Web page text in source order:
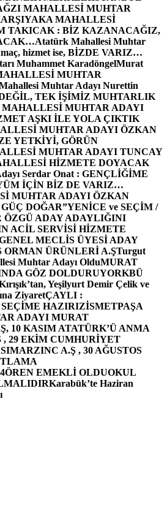
MAHALLESİ MUHTAR
MAHALLESİ
TAKICAK : BİZ KAZANACAĞIZ,
Atatürk Mahallesi Muhtar
hizmet ise, BİZDE VARIZ…
Muhammet KaradöngelMurat
MUHTAR
Muhtar Adayı Nurettin
TEK İŞİMİZ MUHTARLIK
MAHALLESİ MUHTAR ADAYI
AŞKI İLE YOLA ÇIKTIK
MUHTAR ADAYI ÖZKAN
YETKİYİ, GÖRÜN
MUHTAR ADAYI TUNCAY
HİZMETE DOYACAK
Serdar Onat : GENÇLİĞİME
İÇİN BİZ DE VARIZ…
MUHTAR ADAYI ÖZKAN
DOĞAR”YENİCE ve SEÇİM /
ÖZGÜ ADAY ADAYLIĞINI
ACİL SERVİSİ HİZMETE
MECLİS ÜYESİ ADAY
ORMAN ÜRÜNLERİ A.ŞTurgut
Muhtar Adayı OlduMURAT
GÖZ DOLDURUYORKBÜ
Yeşilyurt Demir Çelik ve
ZiyaretÇAYLI :
HAZIRIZİSMETPAŞA
ADAYI MURAT
10 KASIM ATATÜRK’Ü ANMA
, 29 EKİM CUMHURİYET
MARZINC A.Ş , 30 AĞUSTOS
ÖREN EMEKLİ OLDUOKUL
Karabük’te Haziran